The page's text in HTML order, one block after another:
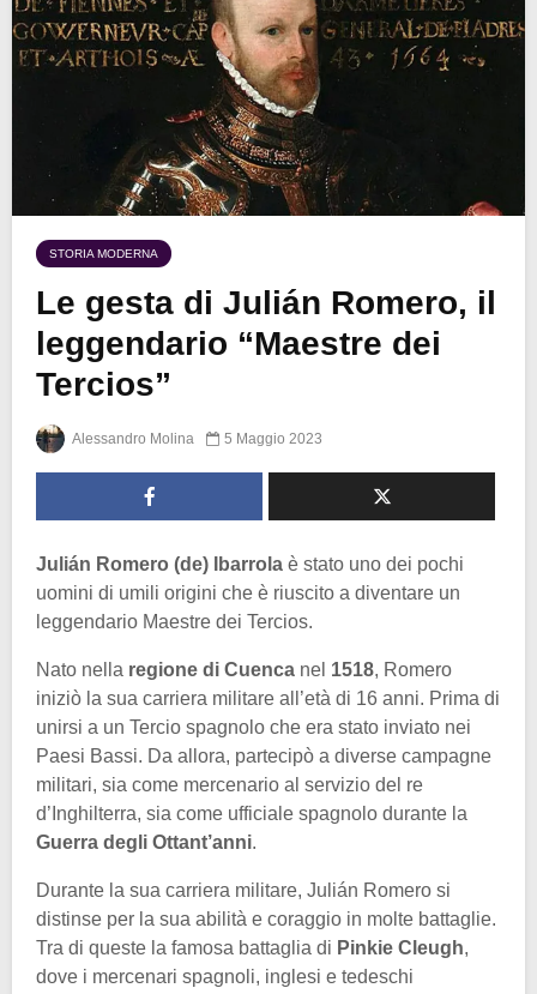
STORIA MODERNA
Le gesta di Julián Romero, il
leggendario “Maestre dei
Tercios”
Alessandro Molina 5 Maggio 2023
Julián Romero (de) Ibarrola è stato uno dei pochi
uomini di umili origini che è riuscito a diventare un
leggendario Maestre dei Tercios.
Nato nella regione di Cuenca nel 1518, Romero
iniziò la sua carriera militare all’età di 16 anni. Prima di
unirsi a un Tercio spagnolo che era stato inviato nei
Paesi Bassi. Da allora, partecipò a diverse campagne
militari, sia come mercenario al servizio del re
d’Inghilterra, sia come ufficiale spagnolo durante la
Guerra degli Ottant’anni.
Durante la sua carriera militare, Julián Romero si
distinse per la sua abilità e coraggio in molte battaglie.
Tra di queste la famosa battaglia di Pinkie Cleugh,
dove i mercenari spagnoli, inglesi e tedeschi